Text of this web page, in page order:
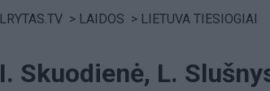
LRYTAS.TV > LAIDOS > LIETUVA TIESIOGIAI
I. Skuodienė, L.